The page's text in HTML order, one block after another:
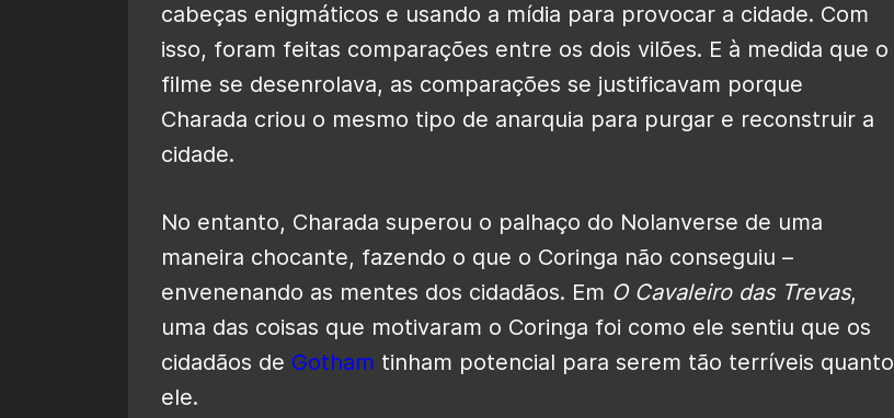
cabeças enigmáticos e usando a mídia para provocar a cidade. Com
isso, foram feitas comparações entre os dois vilões. E à medida que o
filme se desenrolava, as comparações se justificavam porque
Charada criou o mesmo tipo de anarquia para purgar e reconstruir a
cidade.
No entanto, Charada superou o palhaço do Nolanverse de uma
maneira chocante, fazendo o que o Coringa não conseguiu –
envenenando as mentes dos cidadãos. Em O Cavaleiro das Trevas,
uma das coisas que motivaram o Coringa foi como ele sentiu que os
cidadãos de Gotham tinham potencial para serem tão terríveis quanto
ele.